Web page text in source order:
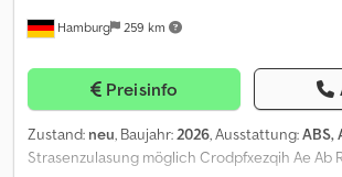
Hamburg 259 km
Preisinfo
Zustand: neu, Baujahr:2026, Ausstattung:ABS,
Strasenzulasung möglich Crodpfxezqih Ae Ab